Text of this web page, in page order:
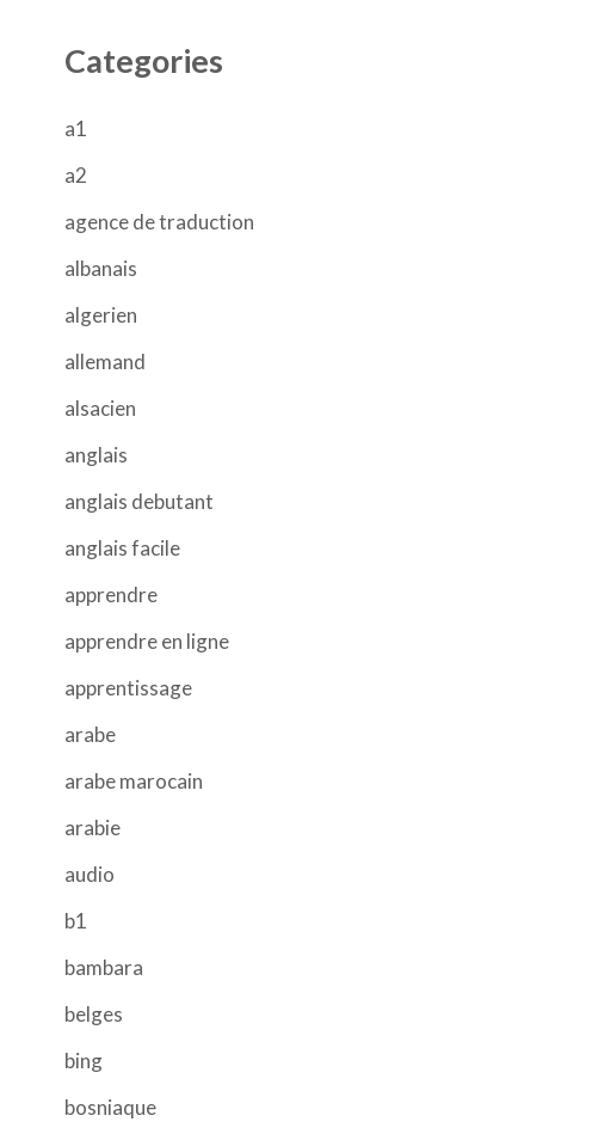
Categories
a1
a2
agence de traduction
albanais
algerien
allemand
alsacien
anglais
anglais debutant
anglais facile
apprendre
apprendre en ligne
apprentissage
arabe
arabe marocain
arabie
audio
b1
bambara
belges
bing
bosniaque